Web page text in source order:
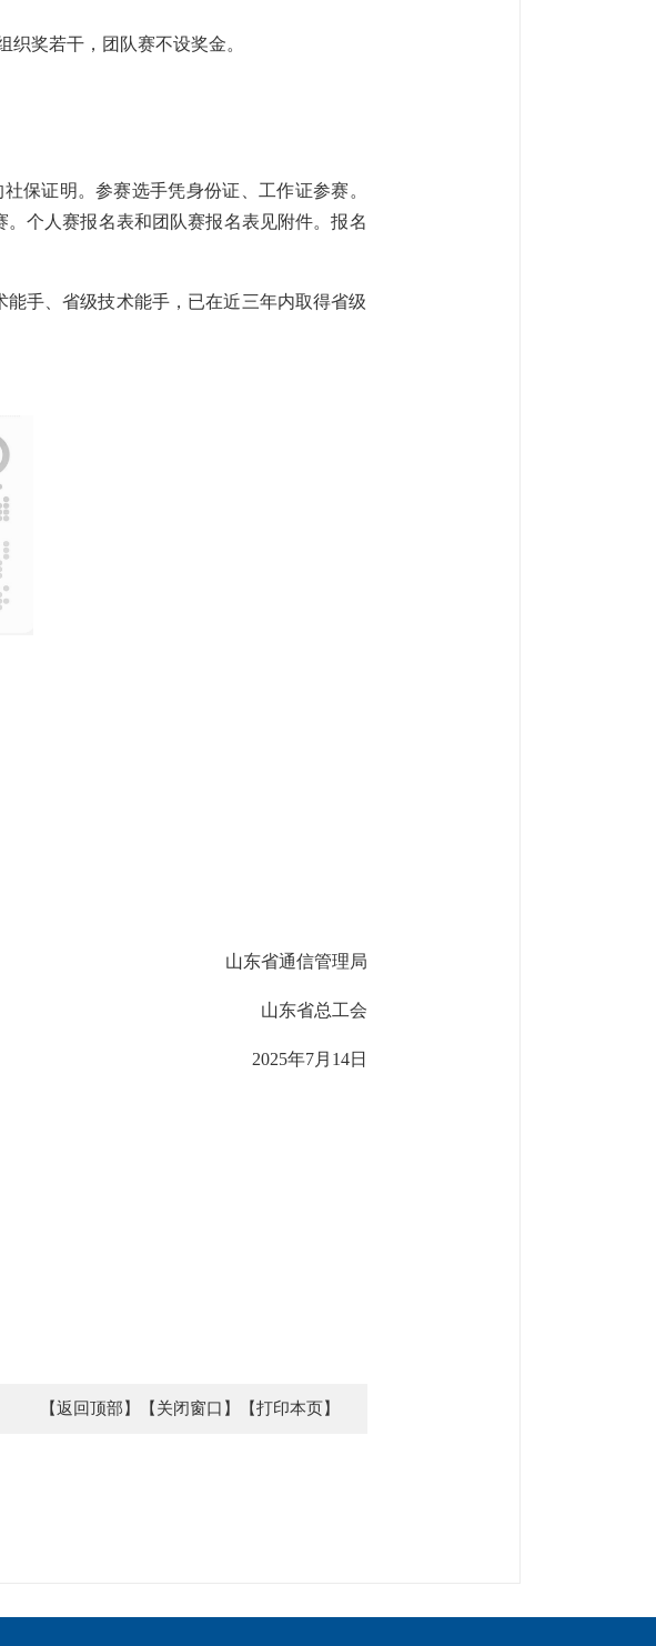
奖若干，团队赛不设奖金。
保证明。参赛选手凭身份证、工作证参赛。
个人赛报名表和团队赛报名表见附件。报名
手、省级技术能手，已在近三年内取得省级
山东省通信管理局
山东省总工会
2025年7月14日
【返回顶部】 【关闭窗口】 【打印本页】